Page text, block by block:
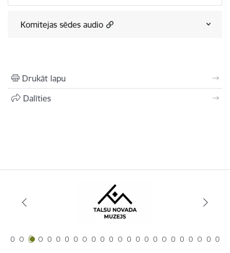
Komitejas sēdes audio
Drukāt lapu
Dalīties